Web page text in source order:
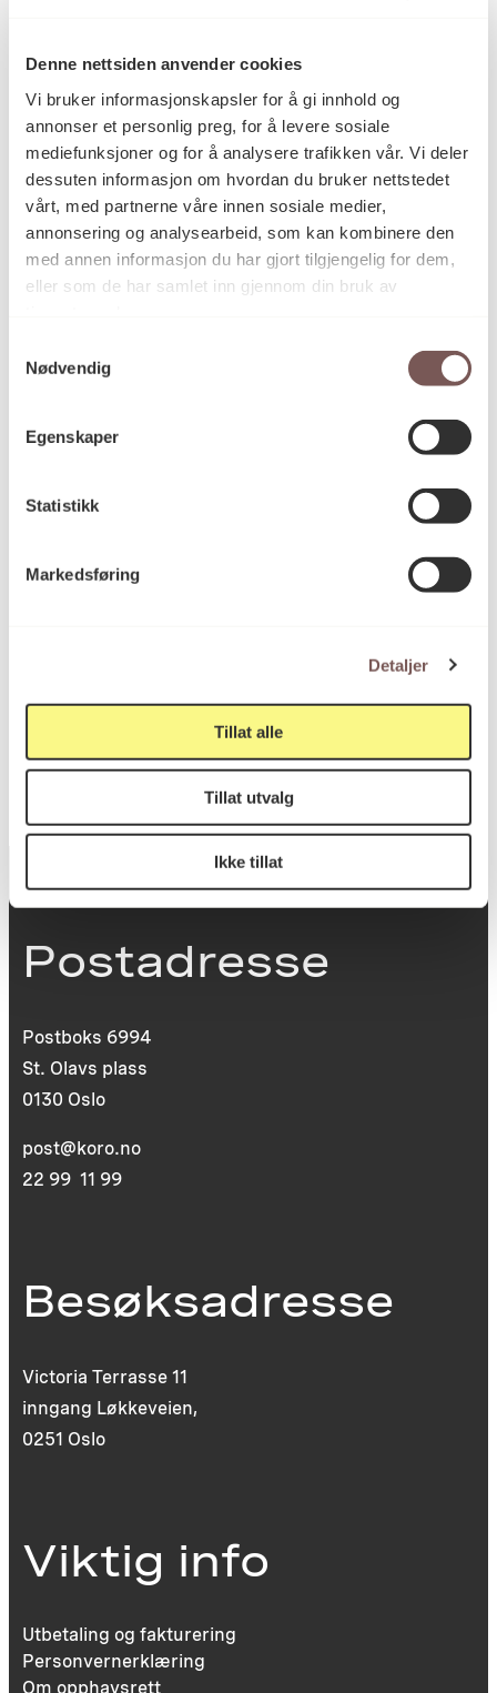
Denne nettsiden anvender cookies
Vi bruker informasjonskapsler for å gi innhold og
annonser et personlig preg, for å levere sosiale
mediefunksjoner og for å analysere trafikken vår. Vi deler
dessuten informasjon om hvordan du bruker nettstedet
vårt, med partnerne våre innen sosiale medier,
annonsering og analysearbeid, som kan kombinere den
med annen informasjon du har gjort tilgjengelig for dem,
eller som de har samlet inn gjennom din bruk av
Nødvendig
Egenskaper
Statistikk
Markedsføring
Detaljer
Tillat alle
Tillat utvalg
Ikke tillat
Detaljer
2010
Kunstnere
Vibeke Jensen
Fitzgerald Scott
Teknikk og
materiale
Sveisede stålrammer og herdede
glassplater med pålimte bokstaver
Reference KORO.006457
Postadresse
Postboks 6994
St. Olavs plass
0130 Oslo
post@koro.no
22 99 11 99
Besøksadresse
Victoria Terrasse 11
inngang Løkkeveien,
0251 Oslo
Viktig info
Utbetaling og fakturering
Personvernerklæring
Om opphavsrett